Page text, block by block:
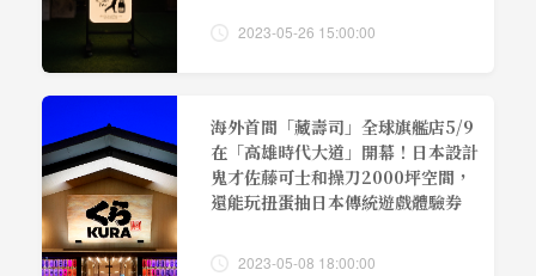
2023-05-26 15:00:00
海外首間「藏壽司」全球旗艦店5/9
在「高雄時代大道」開幕！日本設計
鬼才佐藤可士和操刀2000坪空間，
還能玩扭蛋抽日本傳統遊戲體驗券
2023-05-08 18:00:00